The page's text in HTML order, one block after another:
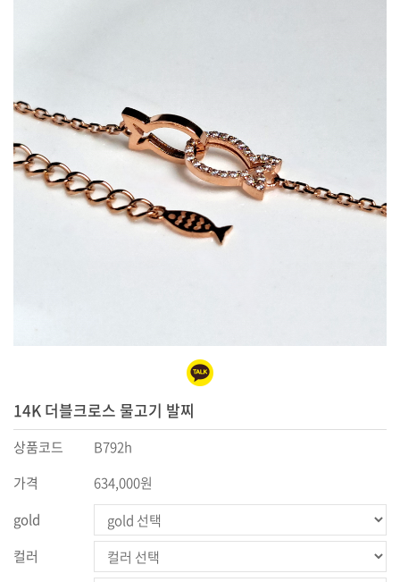
14K 더블크로스 물고기 발찌
상품코드
B792h
가격
634,000원
gold
컬러